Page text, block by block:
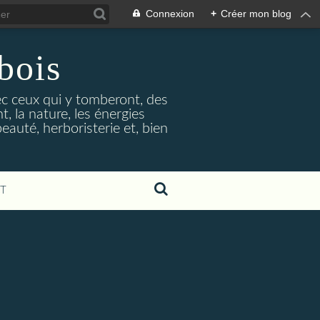
Connexion + Créer mon blog
ceux qui y tomberont, des
la nature, les énergies
herboristerie et, bien